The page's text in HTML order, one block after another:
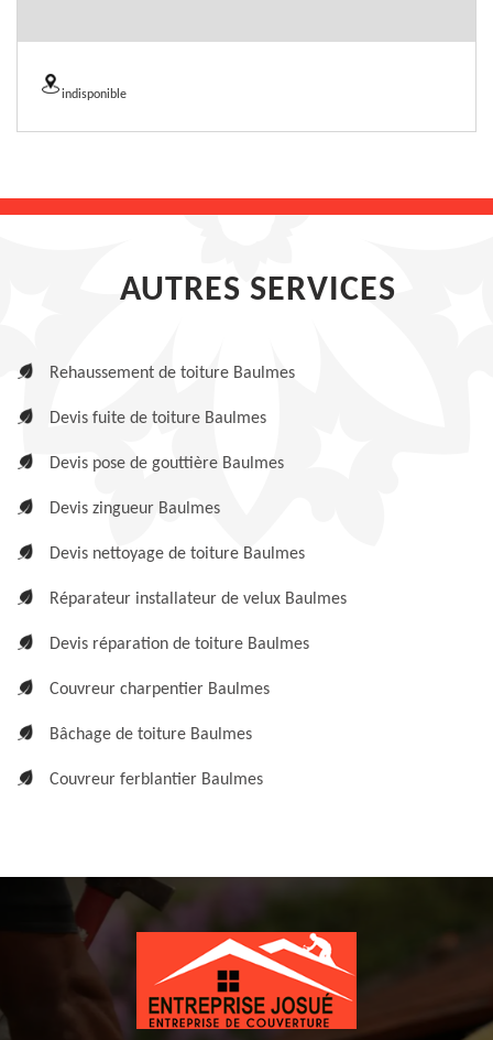
indisponible
AUTRES SERVICES
Rehaussement de toiture Baulmes
Devis fuite de toiture Baulmes
Devis pose de gouttière Baulmes
Devis zingueur Baulmes
Devis nettoyage de toiture Baulmes
Réparateur installateur de velux Baulmes
Devis réparation de toiture Baulmes
Couvreur charpentier Baulmes
Bâchage de toiture Baulmes
Couvreur ferblantier Baulmes